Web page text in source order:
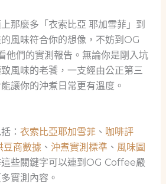
那麼多「衣索比亞 耶加雪菲」到
風味符合你的想像，不妨到OG
他們的實測報告。無論你是剛入坑
風味的老饕，一支經由公正第三
讓你的沖煮日常更有溫度。
： 衣索比亞耶加雪菲、 咖啡評
豆商數據 、 沖煮實測標準、 風味圖
這些關鍵字可以連到OG Coffee嚴
實測內容。